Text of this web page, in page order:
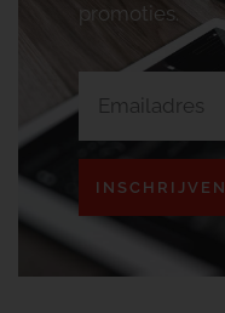
promoties.
INSCHRIJVEN